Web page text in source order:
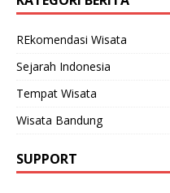
REkomendasi Wisata
Sejarah Indonesia
Tempat Wisata
Wisata Bandung
SUPPORT